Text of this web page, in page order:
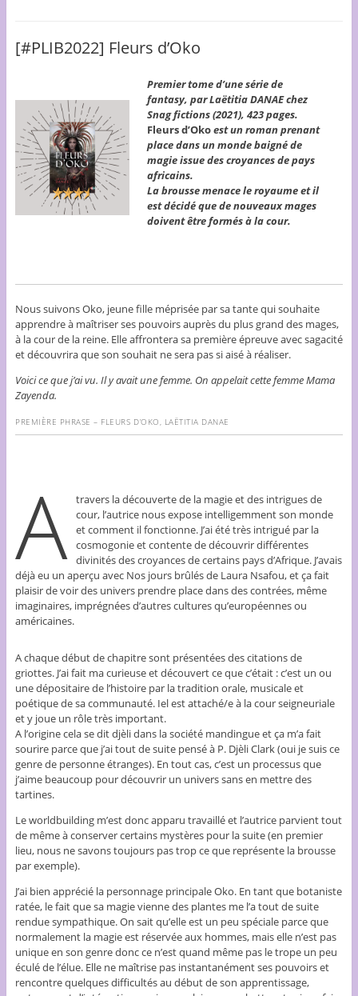
[#PLIB2022] Fleurs d’Oko
Premier tome d’une série de
fantasy, par Laëtitia DANAE chez
Snag fictions (2021), 423 pages.
Fleurs d’Okoest un roman prenant
place dans un monde baigné de
magie issue des croyances de pays
africains.
La brousse menace le royaume et il
est décidé que de nouveaux mages
doivent être formés à la cour.
Nous suivons Oko, jeune fille méprisée par sa tante qui souhaite
apprendre à maîtriser ses pouvoirs auprès du plus grand des mages,
à la cour de la reine. Elle affrontera sa première épreuve avec sagacité
et découvrira que son souhait ne sera pas si aisé à réaliser.
Voici ce que j’ai vu. Il y avait une femme. On appelait cette femme Mama
Zayenda.
PREMIÈRE PHRASE – FLEURS D’OKO, LAËTITIA DANAE
A
travers la découverte de la magie et des intrigues de
cour, l’autrice nous expose intelligemment son monde
et comment il fonctionne. J’ai été très intrigué par la
cosmogonie et contente de découvrir différentes
divinités des croyances de certains pays d’Afrique. J’avais
déjà eu un aperçu avec Nos jours brûlés de Laura Nsafou, et ça fait
plaisir de voir des univers prendre place dans des contrées, même
imaginaires, imprégnées d’autres cultures qu’européennes ou
américaines.
A chaque début de chapitre sont présentées des citations de
griottes. J’ai fait ma curieuse et découvert ce que c’était : c’est un ou
une dépositaire de l’histoire par la tradition orale, musicale et
poétique de sa communauté. Iel est attaché/e à la cour seigneuriale
et y joue un rôle très important.
A l’origine cela se dit djèli dans la société mandingue et ça m’a fait
sourire parce que j’ai tout de suite pensé à P. Djèli Clark (oui je suis ce
genre de personne étranges). En tout cas, c’est un processus que
j’aime beaucoup pour découvrir un univers sans en mettre des
tartines.
Le worldbuilding m’est donc apparu travaillé et l’autrice parvient tout
de même à conserver certains mystères pour la suite (en premier
lieu, nous ne savons toujours pas trop ce que représente la brousse
par exemple).
J’ai bien apprécié la personnage principale Oko. En tant que botaniste
ratée, le fait que sa magie vienne des plantes me l’a tout de suite
rendue sympathique. On sait qu’elle est un peu spéciale parce que
normalement la magie est réservée aux hommes, mais elle n’est pas
unique en son genre donc ce n’est quand même pas le trope un peu
éculé de l’élue. Elle ne maîtrise pas instantanément ses pouvoirs et
rencontre quelques difficultés au début de son apprentissage,